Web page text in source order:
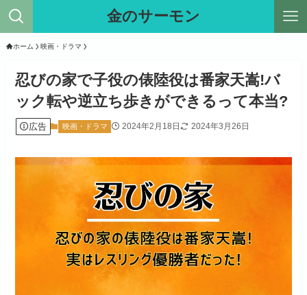
金のサーモン
ホーム 映画・ドラマ
忍びの家で子役の俵陸役は番家天嵩!バ
ック転や逆立ち歩きができるって本当?
広告 映画・ドラマ 2024年2月18日 2024年3月26日